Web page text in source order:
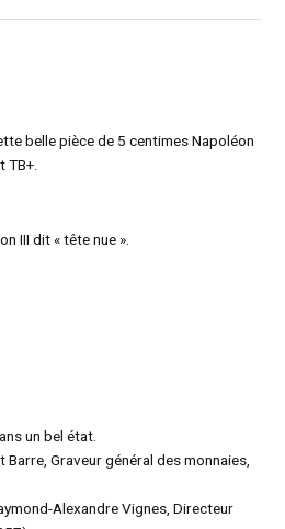
belle pièce de 5 centimes Napoléon
TB+.
III dit « tête nue ».
un bel état.
Graveur général des monnaies,
Alexandre Vignes, Directeur